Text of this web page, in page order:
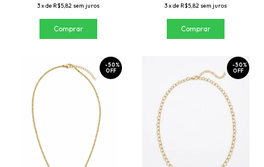
3xde R$5,82 sem juros
3xde R$5,82 sem juros
-50%
OFF
-50%
OFF